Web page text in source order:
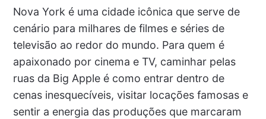
Nova York é uma cidade icônica que serve de
cenário para milhares de filmes e séries de
televisão ao redor do mundo. Para quem é
apaixonado por cinema e TV, caminhar pelas
ruas da Big Apple é como entrar dentro de
cenas inesquecíveis, visitar locações famosas e
sentir a energia das produções que marcaram